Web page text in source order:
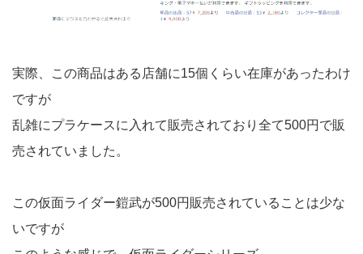
実際、この商品はある店舗に15個くらい在庫があったわけ
ですが
乱雑にプラケースに入れて販売されており全て500円で販
売されていました。
この仮面ライダー鎧武が500円販売されていることは少な
いですが